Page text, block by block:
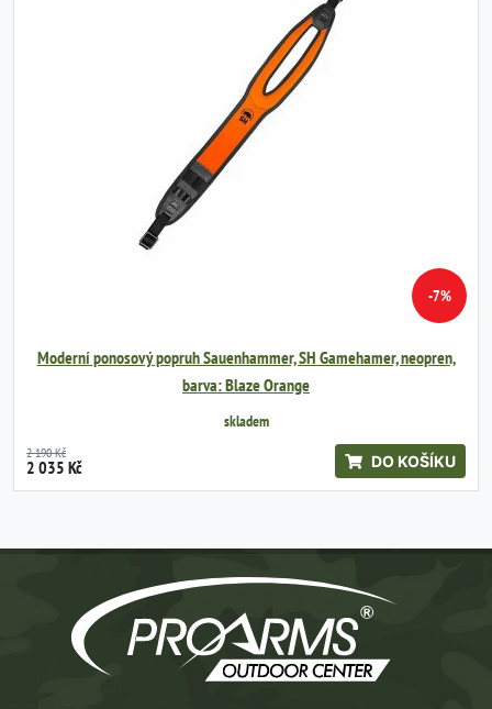
-7%
Moderní ponosový popruh Sauenhammer, SH Gamehamer, neopren,
barva: Blaze Orange
skladem
2 190 Kč
2 035 Kč DO KOŠÍKU